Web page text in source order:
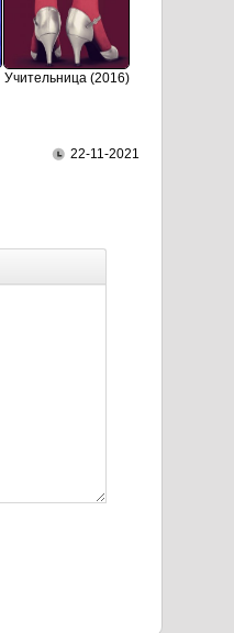
Учительница (2016)
22-11-2021